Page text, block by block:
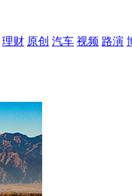
理财 原创 汽车 视频 路演